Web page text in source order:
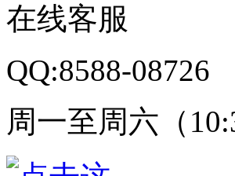
在线客服
QQ:8588-08726
周一至周六（